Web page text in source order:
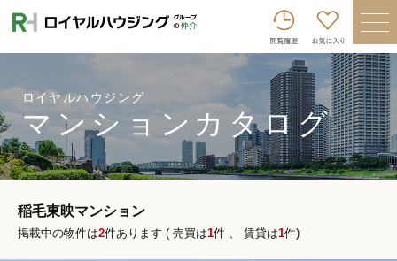
ロイヤルハウジング
マンションカタログ
稲毛東映マンション
掲載中の物件は2件あります ( 売買は1件 、 賃貸は1件)
ロイヤルハウジンググループトップへ
売りたい
借りたい
貸したい
店舗を探す
企業情報